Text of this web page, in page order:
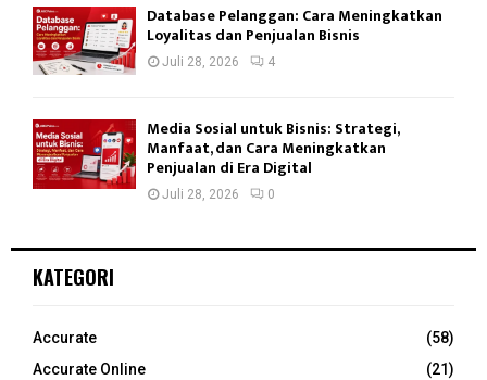
Database Pelanggan: Cara Meningkatkan
Loyalitas dan Penjualan Bisnis
Juli 28, 2026 4
Media Sosial untuk Bisnis: Strategi,
Manfaat, dan Cara Meningkatkan
Penjualan di Era Digital
Juli 28, 2026 0
KATEGORI
Accurate
(58)
Accurate Online
(21)